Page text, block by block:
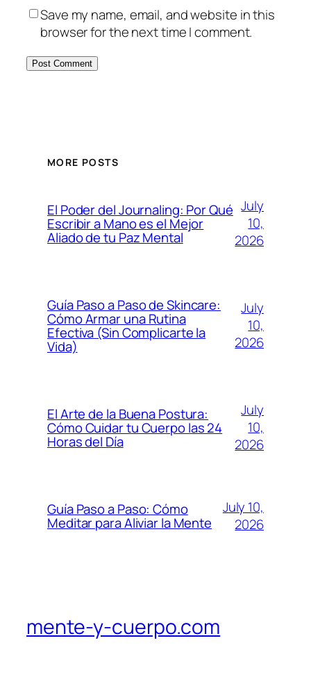
Save my name, email, and website in this
browser for the next time I comment.
MORE POSTS
El Poder del Journaling: Por Qué
Escribir a Mano es el Mejor
Aliado de tu Paz Mental
July
10,
2026
Guía Paso a Paso de Skincare:
Cómo Armar una Rutina
Efectiva (Sin Complicarte la
Vida)
July
10,
2026
El Arte de la Buena Postura:
Cómo Cuidar tu Cuerpo las 24
Horas del Día
July
10,
2026
Guía Paso a Paso: Cómo
Meditar para Aliviar la Mente
July 10,
2026
mente-y-cuerpo.com